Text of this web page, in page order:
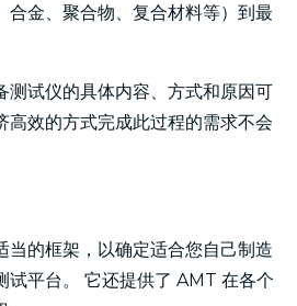
合金、聚合物、复合材料等）到最
测试仪的具体内容、方式和原因可
高效的方式完成此过程的需求不会
当的框架，以确定适合您自己制造
试平台。 它还提供了 AMT 在各个